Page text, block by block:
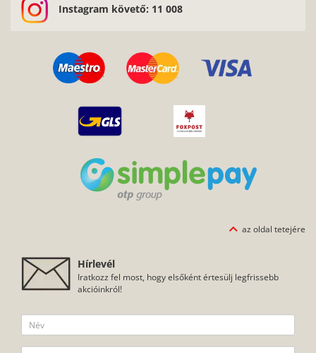
Instagram követő: 11 008
az oldal tetejére
Hírlevél
Iratkozz fel most, hogy elsőként értesülj legfrissebb
akcióinkról!